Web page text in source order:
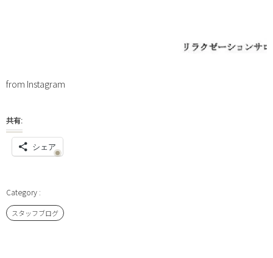
from Instagram
共有:
シェア
スタッフブログ